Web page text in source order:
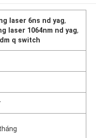
laser 6ns nd yag,
laser 1064nm nd yag,
q switch